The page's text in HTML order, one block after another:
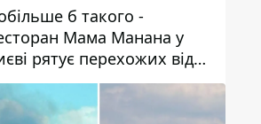
б такого -
Мама Манана у
рятує перехожих від